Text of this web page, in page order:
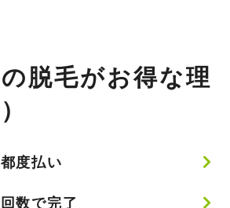
脱毛がお得な理
度払い
数で完了